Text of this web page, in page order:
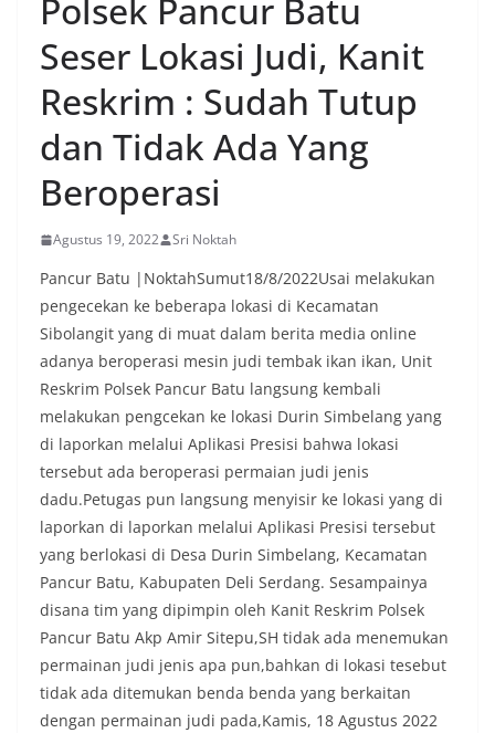
sekaligus menyampaikan pesan-pesan
kamtibmas. Kehadiran petugas disambut baik
oleh warga, yang sebagian besar tengah bersiap
menyambut momentum HUT Kemerdekaan RI
dengan berbagai persiapan di lingkungan
masing-masing.‎Dalam dialog yang berlangsung
akrab, Bhabinkamtibmas menyapa warga,
menanyakan kondisi keamanan dan kenyamanan
lingkungan tempat tinggal, serta membuka ruang
komunikasi dua arah agar warga dapat
menyampaikan keluhan maupun informasi terkait
situasi kamtibmas di sekitar mereka.‎‎‎Salah satu
poin utama yang disampaikan dalam kegiatan
sambang ini adalah imbauan kepada warga untuk
memasang bendera Merah Putih secara penuh,
bukan setengah tiang, sebagai bentuk
penghormatan dan rasa cinta tanah air
menjelang perayaan HUT Kemerdekaan RI.
Petugas mengingatkan bahwa pemasangan
bendera dengan benar merupakan salah satu
wujud nyata partisipasi masyarakat dalam
memperingati hari bersejarah bangsa
Indonesia.‎‎”Kami mengimbau kepada seluruh
warga agar mulai mempersiapkan dan memasang
bendera Merah Putih di depan rumah masing-
masing secara penuh. Ini adalah bentuk
penghormatan kita bersama terhadap
perjuangan para pahlawan yang telah merebut
kemerdekaan,” ujar Aiptu Muliyadi Suraukur saat
berdialog dengan warga.‎‎Ia juga menambahkan
agar warga memperhatikan kondisi bendera yang
akan dikibarkan, memastikan bendera dalam
keadaan bersih, tidak sobek, dan layak untuk
Polsek Pancur Batu
Seser Lokasi Judi, Kanit
Reskrim : Sudah Tutup
dan Tidak Ada Yang
Beroperasi
Agustus 19, 2022 Sri Noktah
Pancur Batu |NoktahSumut18/8/2022Usai melakukan
pengecekan ke beberapa lokasi di Kecamatan
Sibolangit yang di muat dalam berita media online
adanya beroperasi mesin judi tembak ikan ikan, Unit
Reskrim Polsek Pancur Batu langsung kembali
melakukan pengcekan ke lokasi Durin Simbelang yang
di laporkan melalui Aplikasi Presisi bahwa lokasi
tersebut ada beroperasi permaian judi jenis
dadu.Petugas pun langsung menyisir ke lokasi yang di
laporkan di laporkan melalui Aplikasi Presisi tersebut
yang berlokasi di Desa Durin Simbelang, Kecamatan
Pancur Batu, Kabupaten Deli Serdang. Sesampainya
disana tim yang dipimpin oleh Kanit Reskrim Polsek
Pancur Batu Akp Amir Sitepu,SH tidak ada menemukan
permainan judi jenis apa pun,bahkan di lokasi tesebut
tidak ada ditemukan benda benda yang berkaitan
dengan permainan judi pada,Kamis, 18 Agustus 2022